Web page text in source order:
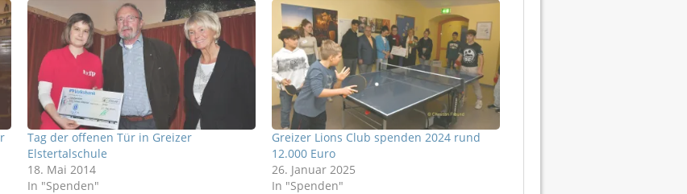
Tag der offenen Tür in Greizer
Elstertalschule
18. Mai 2014
In "Spenden"
Greizer Lions Club spenden 2024 rund
12.000 Euro
26. Januar 2025
In "Spenden"